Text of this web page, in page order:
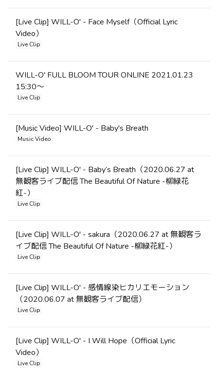
[Live Clip] WILL-O' - Face Myself（Official Lyric
Video）
Live Clip
WILL-O' FULL BLOOM TOUR ONLINE 2021.01.23
15:30〜
Live Clip
[Music Video] WILL-O' - Baby's Breath
Music Video
[Live Clip] WILL-O' - Baby’s Breath（2020.06.27 at
無観客ライブ配信 The Beautiful Of Nature -柳緑花
紅-）
Live Clip
[Live Clip] WILL-O' - sakura（2020.06.27 at 無観客ラ
イブ配信 The Beautiful Of Nature -柳緑花紅-）
Live Clip
[Live Clip] WILL-O' - 感情線染ヒカリエモーション
（2020.06.07 at 無観客ライブ配信）
Live Clip
[Live Clip] WILL-O' - I Will Hope（Official Lyric
Video）
Live Clip